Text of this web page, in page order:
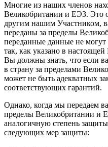
Многие из наших членов
Великобритании и ЕЭЗ. Это
другим нашим Участником,
переданы за пределы
переданные данные не могут
так, как указано в
Вы должны знать, что если
в страну за пределами
может не быть адекватных
соответствующих гарантий.
Однако, когда мы передаем
пределы Великобритании и
аналогичную степень
следующих мер защиты: